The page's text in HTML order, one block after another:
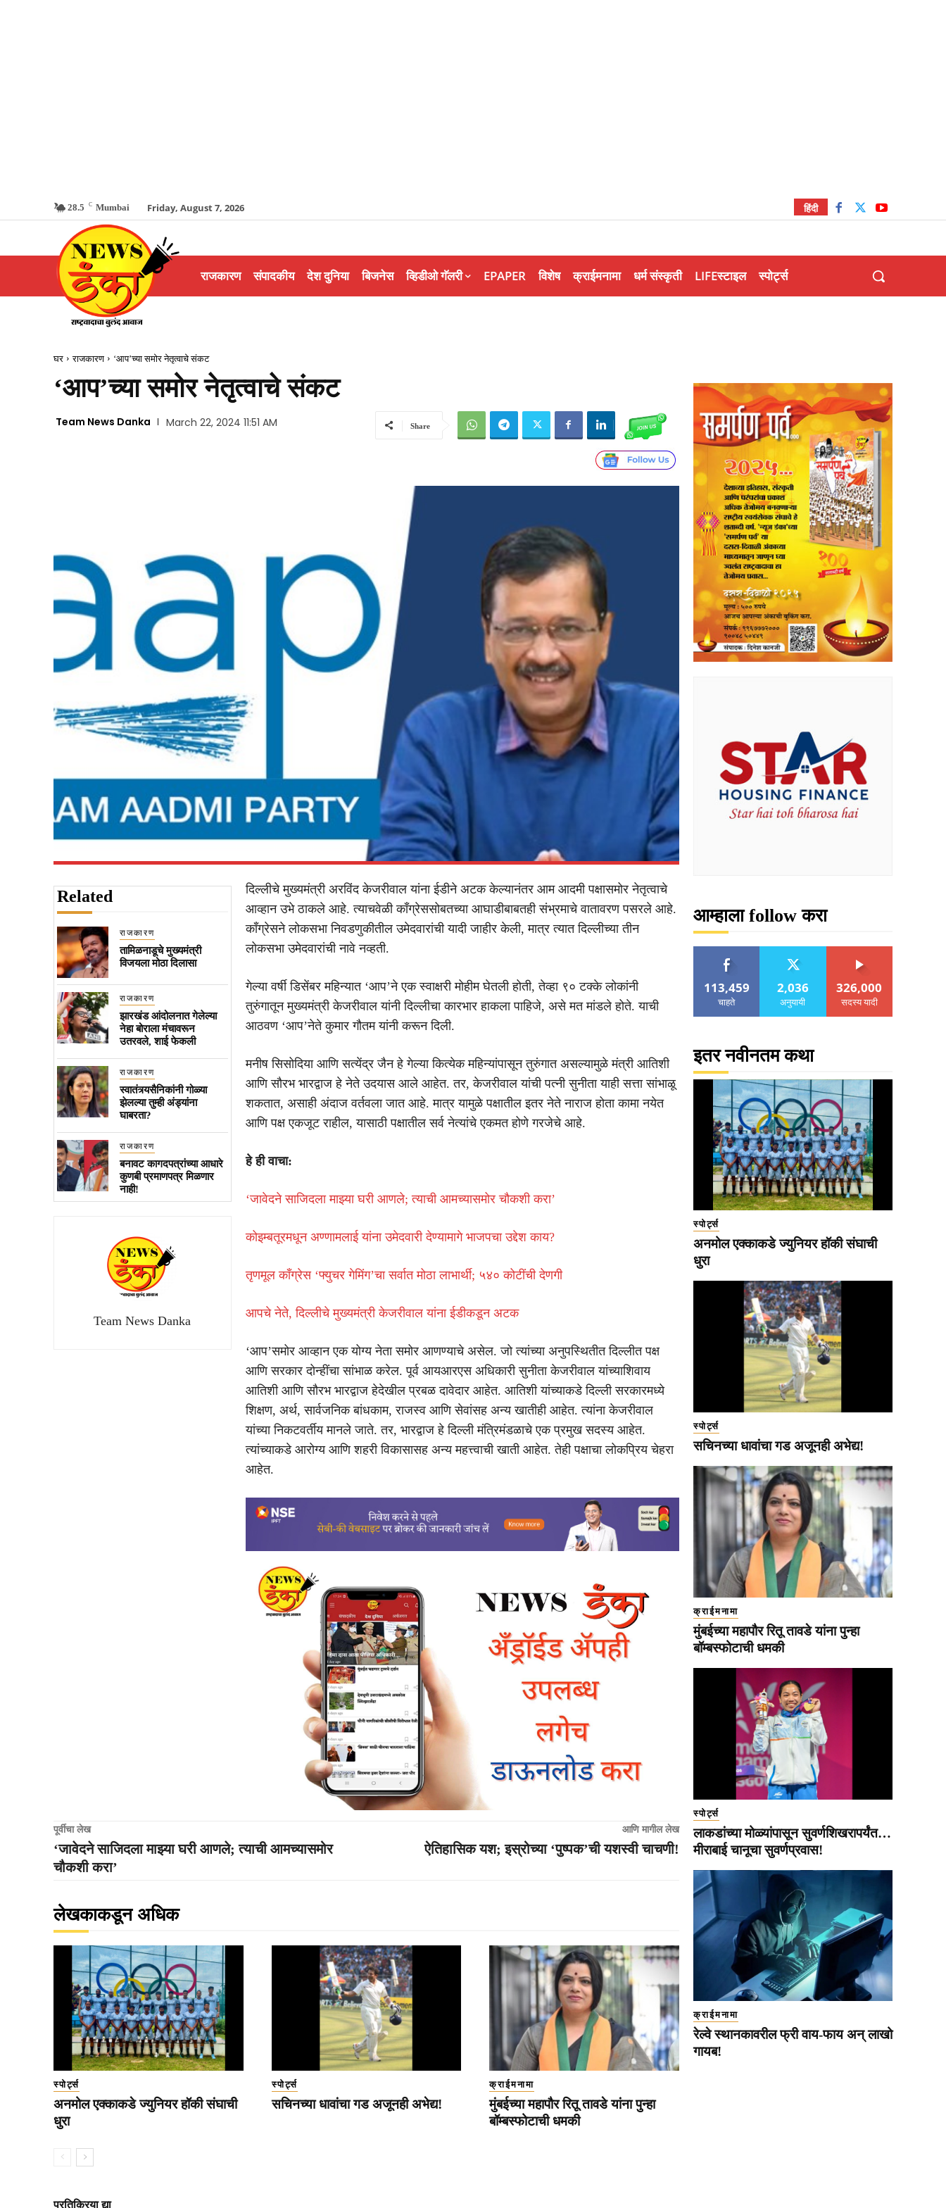
28.5 C Mumbai Friday, August 7, 2026 हिंदी
राजकारण संपादकीय देश दुनिया बिजनेस व्हिडीओ गॅलरी EPAPER विशेष क्राईमनामा धर्म संस्कृती LIFEस्टाइल स्पोर्ट्स
घर राजकारण ‘आप’च्या समोर नेतृत्वाचे संकट
‘आप’च्या समोर नेतृत्वाचे संकट
Team News Danka March 22, 2024 11:51 AM Share
Related
राजकारण
तामिळनाडूचे मुख्यमंत्री
विजयला मोठा दिलासा
राजकारण
झारखंड आंदोलनात गेलेल्या
नेहा बोराला मंचावरून
उतरवले, शाई फेकली
राजकारण
स्वातंत्र्यसैनिकांनी गोळ्या
झेलल्या तुम्ही अंड्यांना
घाबरता?
राजकारण
बनावट कागदपत्रांच्या आधारे
कुणबी प्रमाणपत्र मिळणार
नाही!
Team News Danka
दिल्लीचे मुख्यमंत्री अरविंद केजरीवाल यांना ईडीने अटक केल्यानंतर आम आदमी पक्षासमोर नेतृत्वाचे
आव्हान उभे ठाकले आहे. त्याचवेळी काँग्रेससोबतच्या आघाडीबाबतही संभ्रमाचे वातावरण पसरले आहे.
काँग्रेसने लोकसभा निवडणुकीतील उमेदवारांची यादी जाहीर केली, मात्र त्यात दिल्लीच्या तीन
लोकसभा उमेदवारांची नावे नव्हती.
गेल्या वर्षी डिसेंबर महिन्यात ‘आप’ने एक स्वाक्षरी मोहीम घेतली होती, तेव्हा ९० टक्के लोकांनी
तुरुंगातून मुख्यमंत्री केजरीवाल यांनी दिल्लीचा कारभार हाकला पाहिजे, असे मत मांडले होते. याची
आठवण ‘आप’नेते कुमार गौतम यांनी करून दिली.
मनीष सिसोदिया आणि सत्येंद्र जैन हे गेल्या कित्येक महिन्यांपासून तुरुंगात असल्यामुळे मंत्री आतिशी
आणि सौरभ भारद्वाज हे नेते उदयास आले आहेत. तर, केजरीवाल यांची पत्नी सुनीता याही सत्ता सांभाळू
शकतात, असाही अंदाज वर्तवला जात आहे. मात्र यामुळे पक्षातील इतर नेते नाराज होता कामा नयेत
आणि पक्ष एकजूट राहील, यासाठी पक्षातील सर्व नेत्यांचे एकमत होणे गरजेचे आहे.
हे ही वाचा:
‘जावेदने साजिदला माझ्या घरी आणले; त्याची आमच्यासमोर चौकशी करा’
कोइम्बतूरमधून अण्णामलाई यांना उमेदवारी देण्यामागे भाजपचा उद्देश काय?
तृणमूल काँग्रेस ‘फ्युचर गेमिंग’चा सर्वात मोठा लाभार्थी; ५४० कोटींची देणगी
आपचे नेते, दिल्लीचे मुख्यमंत्री केजरीवाल यांना ईडीकडून अटक
‘आप’समोर आव्हान एक योग्य नेता समोर आणण्याचे असेल. जो त्यांच्या अनुपस्थितीत दिल्लीत पक्ष
आणि सरकार दोन्हींचा सांभाळ करेल. पूर्व आयआरएस अधिकारी सुनीता केजरीवाल यांच्याशिवाय
आतिशी आणि सौरभ भारद्वाज हेदेखील प्रबळ दावेदार आहेत. आतिशी यांच्याकडे दिल्ली सरकारमध्ये
शिक्षण, अर्थ, सार्वजनिक बांधकाम, राजस्व आणि सेवांसह अन्य खातीही आहेत. त्यांना केजरीवाल
यांच्या निकटवर्तीय मानले जाते. तर, भारद्वाज हे दिल्ली मंत्रिमंडळाचे एक प्रमुख सदस्य आहेत.
त्यांच्याकडे आरोग्य आणि शहरी विकासासह अन्य महत्त्वाची खाती आहेत. तेही पक्षाचा लोकप्रिय चेहरा
आहेत.
पूर्वीचा लेख
‘जावेदने साजिदला माझ्या घरी आणले; त्याची आमच्यासमोर
चौकशी करा’
आणि मागील लेख
ऐतिहासिक यश; इस्रोच्या ‘पुष्पक’ची यशस्वी चाचणी!
लेखकाकडून अधिक
स्पोर्ट्स
अनमोल एक्काकडे ज्युनियर हॉकी संघाची
धुरा
स्पोर्ट्स
सचिनच्या धावांचा गड अजूनही अभेद्य!
क्राईमनामा
मुंबईच्या महापौर रितू तावडे यांना पुन्हा
बॉम्बस्फोटाची धमकी
प्रतिक्रिया द्या
आम्हाला follow करा
113,459
चाहते
2,036
अनुयायी
326,000
सदस्य यादी
इतर नवीनतम कथा
स्पोर्ट्स
अनमोल एक्काकडे ज्युनियर हॉकी संघाची
धुरा
स्पोर्ट्स
सचिनच्या धावांचा गड अजूनही अभेद्य!
क्राईमनामा
मुंबईच्या महापौर रितू तावडे यांना पुन्हा
बॉम्बस्फोटाची धमकी
स्पोर्ट्स
लाकडांच्या मोळ्यांपासून सुवर्णशिखरापर्यंत…
मीराबाई चानूचा सुवर्णप्रवास!
क्राईमनामा
रेल्वे स्थानकावरील फ्री वाय-फाय अन् लाखो
गायब!